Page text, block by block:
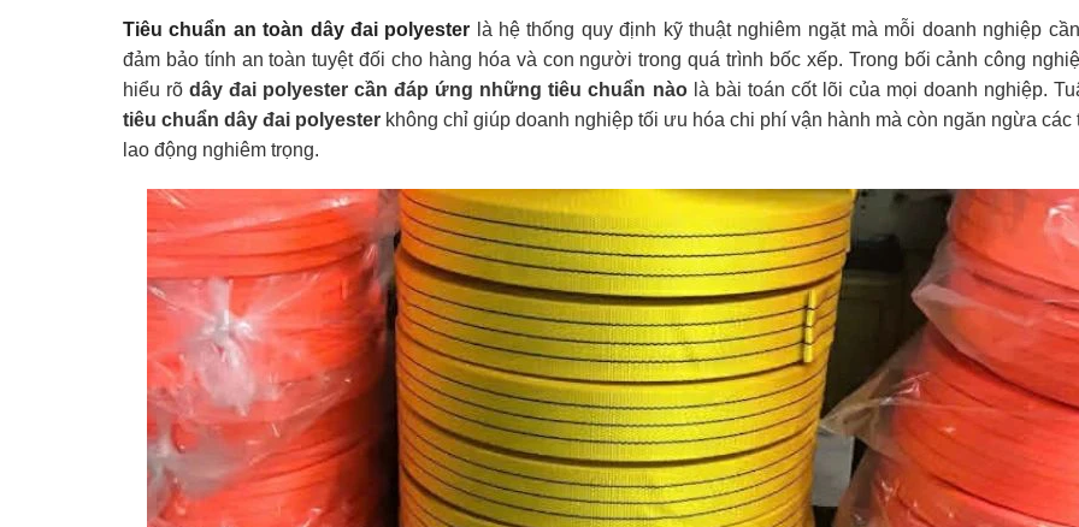
Tiêu chuẩn an toàn dây đai polyester là hệ thống quy định kỹ thuật nghiêm ngặt mà mỗi doanh nghiệp
đảm bảo tính an toàn tuyệt đối cho hàng hóa và con người trong quá trình bốc xếp. Trong bối cảnh công
hiểu rõdây đai polyester cần đáp ứng những tiêu chuẩn nàolà bài toán cốt lõi của mọi doanh nghiệp.
tiêu chuẩn dây đai polyester không chỉ giúp doanh nghiệp tối ưu hóa chi phí vận hành mà còn ngăn ngừa các
lao động nghiêm trọng.